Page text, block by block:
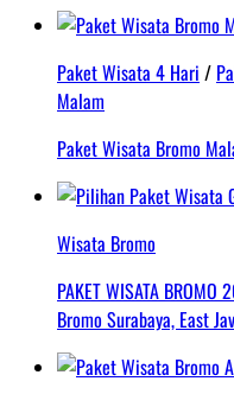
Paket Wisata 4 Hari /
Malam
Paket Wisata Bromo
Wisata Bromo
PAKET WISATA
Bromo Surabaya, East